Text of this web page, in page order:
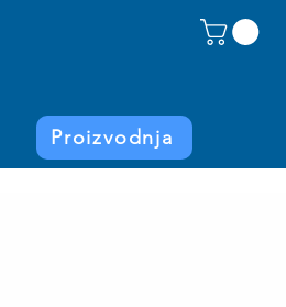
Proizvodnja